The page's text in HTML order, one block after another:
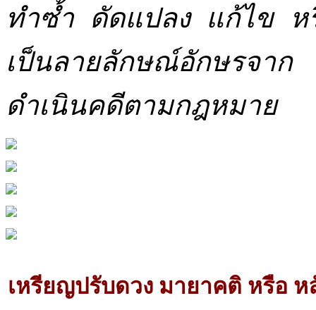
ทำซ้ำ ดัดแปลง แก้ไข ห
เป็นลายลักษณ์อักษรจาก
ดำเนินคดีตามกฎหมาย
เหรียญปรับดวง มายาคติ หรือ